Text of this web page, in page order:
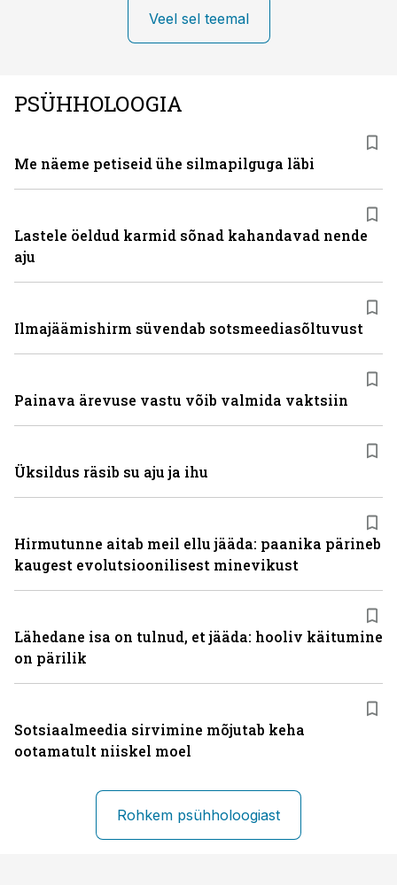
Veel sel teemal
PSÜHHOLOOGIA
Me näeme petiseid ühe silmapilguga läbi
Lastele öeldud karmid sõnad kahandavad nende
aju
Ilmajäämishirm süvendab sotsmeediasõltuvust
Painava ärevuse vastu võib valmida vaktsiin
Üksildus räsib su aju ja ihu
Hirmutunne aitab meil ellu jääda: paanika pärineb
kaugest evolutsioonilisest minevikust
Lähedane isa on tulnud, et jääda: hooliv käitumine
on pärilik
Sotsiaalmeedia sirvimine mõjutab keha
ootamatult niiskel moel
Rohkem psühholoogiast